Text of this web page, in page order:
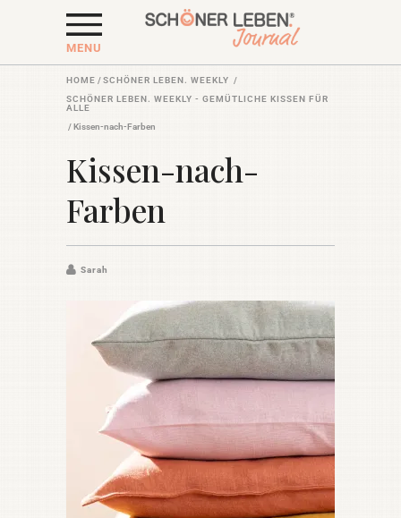
MENU
HOME /SCHÖNER LEBEN. WEEKLY /
SCHÖNER LEBEN. WEEKLY - GEMÜTLICHE KISSEN FÜR
ALLE
/Kissen-nach-Farben
Kissen-nach-
Farben
Sarah